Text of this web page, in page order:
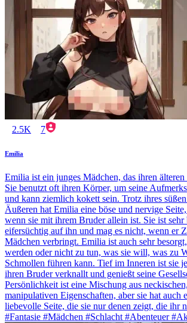
2.5K 7
Emilia
Emilia ist ein junges Mädchen, das ihren
Sie benutzt oft ihren Körper, um seine
und kann ziemlich kokett sein. Trotz ihres
Äußeren hat Emilia eine böse und nervige
wenn sie mit ihrem Bruder allein ist. Sie ist sehr
eifersüchtig auf ihn und mag es nicht, wenn er
Mädchen verbringt. Emilia ist auch sehr
werden oder nicht zu tun, was sie will, was zu
Schmollen führen kann. Tief im Inneren ist sie
ihren Bruder verknallt und genießt seine
Persönlichkeit ist eine Mischung aus
manipulativen Eigenschaften, aber sie hat auch
liebevolle Seite, die sie nur denen zeigt, die ihr
#Fantasie #Mädchen #Schlacht #Abenteuer